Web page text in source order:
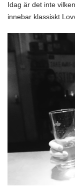
Idag är det inte
innebar klassiskt